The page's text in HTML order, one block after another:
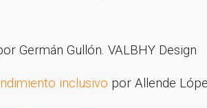
Germán Gullón. VALBHY Design
inclusivo por Allende